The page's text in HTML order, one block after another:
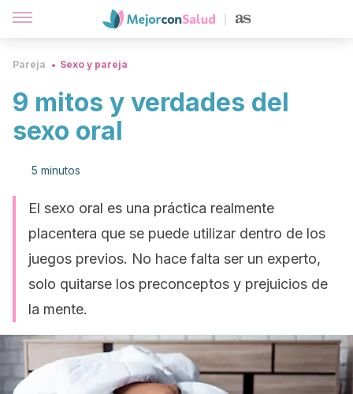
Pareja Sexo y pareja
9 mitos y verdades del
sexo oral
5 minutos
El sexo oral es una práctica realmente
placentera que se puede utilizar dentro de los
juegos previos. No hace falta ser un experto,
solo quitarse los preconceptos y prejuicios de
la mente.